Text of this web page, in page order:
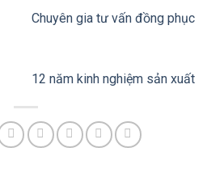
Chuyên gia tư vấn đồng phục
12 năm kinh nghiệm sản xuất